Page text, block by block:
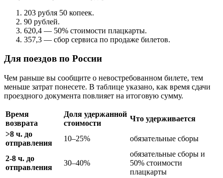
203 рубля 50 копеек.
90 рублей.
620,4 — 50% стоимости плацкарты.
357,3 — сбор сервиса по продаже билетов.
Для поездов по России
Чем раньше вы сообщите о невостребованном билете, тем
меньше затрат понесете. В таблице указано, как время сдачи
проездного документа повлияет на итоговую сумму.
Время
возврата
Доля удержанной
стоимости
Что удерживается
>8 ч. до
отправления
10–25% обязательные сборы
2-8 ч. до
отправления
30–40%
обязательные сборы и
50% стоимости
плацкарты